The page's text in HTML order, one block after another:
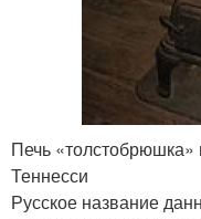
Печь
Теннесси
Русское название